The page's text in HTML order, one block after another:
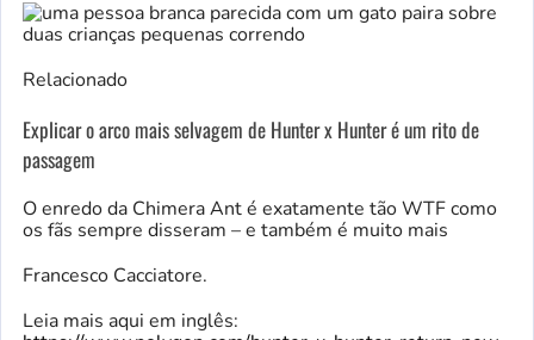
Relacionado
Explicar o arco mais selvagem de Hunter x Hunter é um rito de
passagem
O enredo da Chimera Ant é exatamente tão WTF como
os fãs sempre disseram – e também é muito mais
Francesco Cacciatore.
Leia mais aqui em inglês: